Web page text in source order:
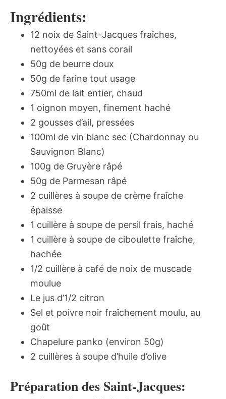
Ingrédients:
12 noix de Saint-Jacques fraîches,
nettoyées et sans corail
50g de beurre doux
50g de farine tout usage
750ml de lait entier, chaud
1 oignon moyen, finement haché
2 gousses d’ail, pressées
100ml de vin blanc sec (Chardonnay ou
Sauvignon Blanc)
100g de Gruyère râpé
50g de Parmesan râpé
2 cuillères à soupe de crème fraîche
épaisse
1 cuillère à soupe de persil frais, haché
1 cuillère à soupe de ciboulette fraîche,
hachée
1/2 cuillère à café de noix de muscade
moulue
Le jus d’1/2 citron
Sel et poivre noir fraîchement moulu, au
goût
Chapelure panko (environ 50g)
2 cuillères à soupe d’huile d’olive
Préparation des Saint-Jacques: